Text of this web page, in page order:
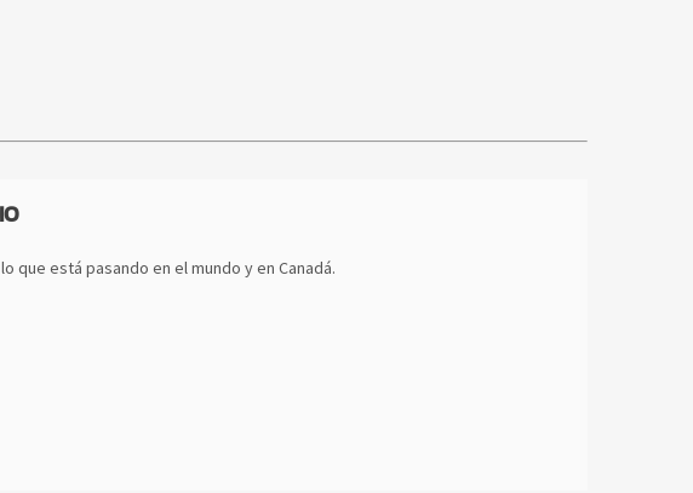
que está pasando en el mundo y en Canadá.